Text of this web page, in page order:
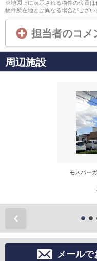
※地図上に表示される物件の位置
物件所在地とは異なる場合がござい
担当者のコメ
周辺施設
モスバー
メール